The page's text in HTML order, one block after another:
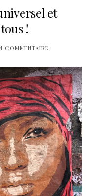
et
!
COMMENTAIRE